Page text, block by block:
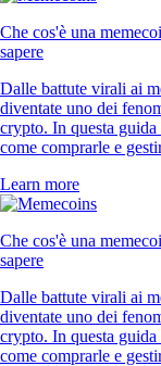
Che cos'è una
sapere
Dalle battute virali ai
diventate uno dei
crypto. In questa
come comprarle e
Learn more
Che cos'è una
sapere
Dalle battute virali ai
diventate uno dei
crypto. In questa
come comprarle e